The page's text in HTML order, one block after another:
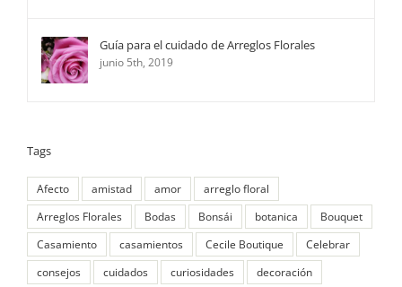
Guía para el cuidado de Arreglos Florales
junio 5th, 2019
Tags
Afecto amistad amor
arreglo floral
Arreglos Florales
Bodas Bonsái botanica
Bouquet
Casamiento
casamientos Cecile Boutique
Celebrar
consejos
cuidados curiosidades
decoración